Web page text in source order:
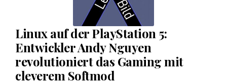
Linux auf der PlayStation 5:
Entwickler Andy Nguyen
revolutioniert das Gaming mit
cleverem Softmod